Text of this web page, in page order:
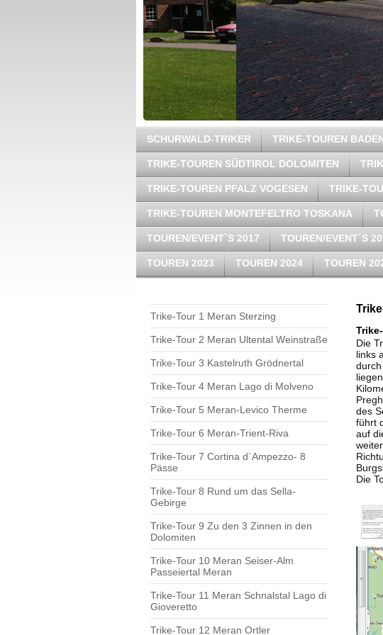
SCHURWALD-TRIKER TRIKE-TOUREN
TRIKE-TOUREN SÜDTIROL DOLOMITEN
TRIKE-TOUREN PFALZ VOGESEN TRIKE-
TRIKE-TOUREN MONTEFELTRO TOSKANA
TOUREN/EVENT`S 2017 TOUREN/EVENT´S
TOUREN 2023 TOUREN 2024 TOUREN
Trike-Tour 1 Meran Sterzing
Trike-Tour 2 Meran Ultental Weinstraße
Trike-Tour 3 Kastelruth Grödnertal
Trike-Tour 4 Meran Lago di Molveno
Trike-Tour 5 Meran-Levico Therme
Trike-Tour 6 Meran-Trient-Riva
Trike-Tour 7 Cortina d`Ampezzo- 8
Pässe
Trike-Tour 8 Rund um das Sella-
Gebirge
Trike-Tour 9 Zu den 3 Zinnen in den
Dolomiten
Trike-Tour 10 Meran Seiser-Alm
Passeiertal Meran
Trike-Tour 11 Meran Schnalstal Lago di
Gioveretto
Trike-Tour 12 Meran Ortler
Die
links
des
führt
auf
Die